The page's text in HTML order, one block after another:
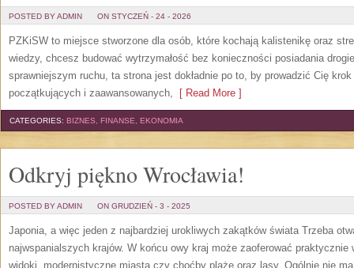
POSTED BY ADMIN ON STYCZEŃ - 24 - 2026
PZKiSW to miejsce stworzone dla osób, które kochają kalistenikę oraz
wiedzy, chcesz budować wytrzymałość bez konieczności posiadania
sprawniejszym ruchu, ta strona jest dokładnie po to, by prowadzić Cię
początkujących i zaawansowanych, [ Read More ]
CATEGORIES: BIZNES, FINANSE, EKONOMIA
Odkryj piękno Wrocławia!
POSTED BY ADMIN ON GRUDZIEŃ - 3 - 2025
Japonia, a więc jeden z najbardziej urokliwych zakątków świata Trzeba
najwspanialszych krajów. W końcu owy kraj może zaoferować praktycznie
widoki, modernistyczne miasta czy choćby plaże oraz lasy. Ogólnie nie